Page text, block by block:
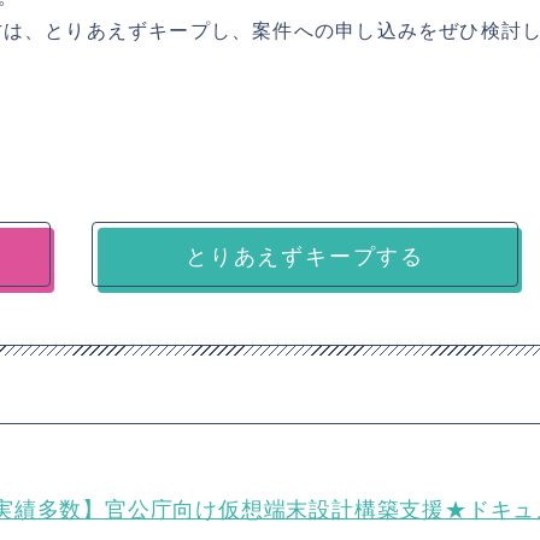
、とりあえずキープし、案件への申し込みをぜひ検討
とりあえずキープする
績多数】官公庁向け仮想端末設計構築支援★ドキ